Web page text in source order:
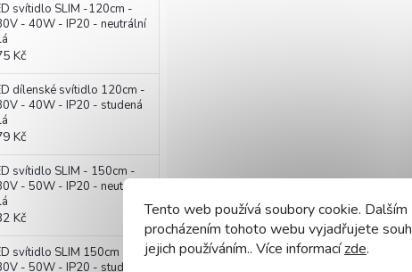
Tento web používá soubory cookie. Dalším
procházením tohoto webu vyjadřujete
jejich používáním.. Více informacízde.
svítidlo SLIM -120cm -
- 40W - IP20 - neutrální
Kč
dílenské svítidlo 120cm -
- 40W - IP20 - studená
Kč
svítidlo SLIM - 150cm -
- 50W - IP20 - neutrální
Kč
svítidlo SLIM 150cm -
- 50W - IP20 - studená